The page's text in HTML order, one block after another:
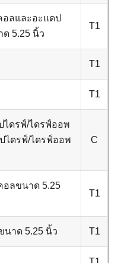
ลและอะแดป
ด 5.25 นิ้ว
T1
T1
T1
ไดรฟ์/ไดรฟ์ออพ
ไดรฟ์/ไดรฟ์ออพ
C
ลขนาด 5.25
T1
นาด 5.25 นิ้ว T1